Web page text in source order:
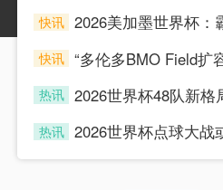
快讯
快讯
热讯
热讯 2026世界杯点球大战